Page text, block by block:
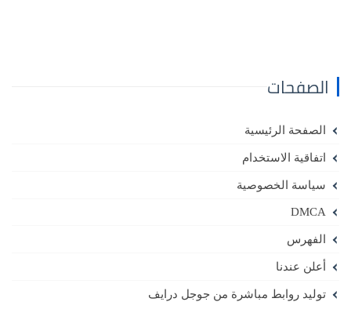
الصفحات
الصفحة الرئيسية
اتفاقية الاستخدام
سياسة الخصوصية
DMCA
الفهرس
أعلن عندنا
توليد روابط مباشرة من جوجل درايف